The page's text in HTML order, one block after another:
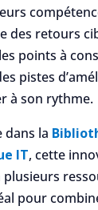
des retours
points à
pistes
à son rythme.
dans la
IT, cette
pour